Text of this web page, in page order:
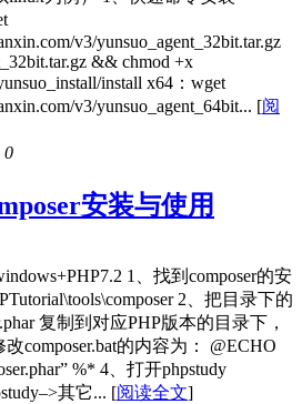
v3/yunsuo_agent_32bit.tar.gz
&& chmod +x
install x64：wget
v3/yunsuo_agent_64bit... [阅
0
安装与使用
1、找到composer的安
2、把目录下的
复制到对应PHP版本的目录下，
composer.bat的内容为： @ECHO
%* 4、打开phpstudy
其它... [阅读全文]